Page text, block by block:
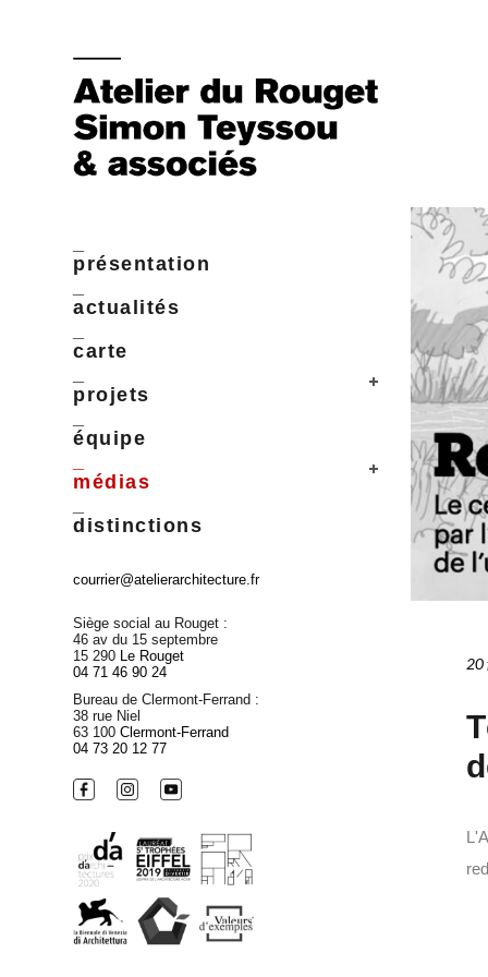
présentation
actualités
carte
projets
équipe
médias
distinctions
courrier@atelierarchitecture.fr
Siège social au Rouget :
46 av du 15 septembre
15 290 Le Rouget
04 71 46 90 24
Bureau de Clermont-Ferrand :
38 rue Niel
63 100Clermont-Ferrand
04 73 20 12 77
20